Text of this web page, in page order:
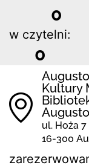
0
w czytelni:
0
Kultury
ul. Hoża 7
16-300